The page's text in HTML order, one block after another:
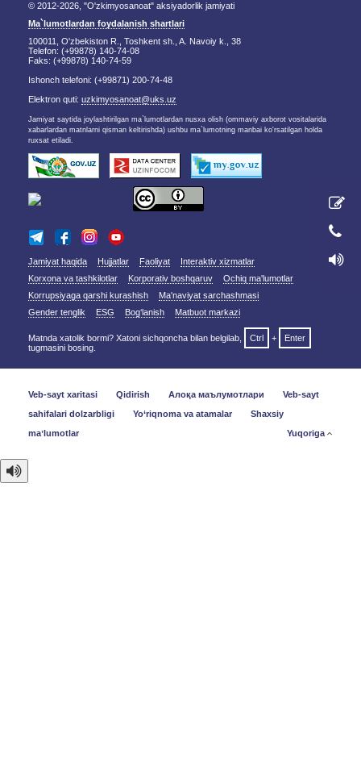
© 2012-2026, "O'zkimyosanoat" aksiyadorlik jamiyati
Ma`lumotlardan foydalanish shartlari
100011, O'zbekiston R., Toshkent sh., A. Navoiy k., 38
Telefon: (+99878) 140-74-08
Faks: (+99878) 140-74-59
Ishonch telefoni: (+99871) 200-74-48
Elektron quti: uzkimyosanoat@uks.uz
Jamiyat saytida joylashtirilgan ma`lumotlardan nusxa olish (ommaviy axborot vositalarida
xabarlardan matnlarni qisman keltirishda) ushbu ma`lumotning manbai ko'rsatilgan holda
ruxsat etiladi.
Jamiyat haqida Hujjatlar Faoliyat
Interaktiv xizmatlar
Korxona va tashkilotlar
Korporativ boshqaruv
Ochiq ma'lumotlar
Korrupsiyaga qarshi kurashish
Ma'naviyat sarchashmasi
Gender tenglik
ESG Bog‘lanish Matbuot markazi
Matnda xatolik bormi? Xatoni sichqoncha bilan belgilab, Ctrl +
Enter
tugmasini bosing.
Veb-sayt xaritasi Qidirish Алоқа маълумотлари
Veb-sayt
sahifalari dolzarbligi
Yo‘riqnoma va atamalar
Shaxsiy
maʼlumotlar
Yuqoriga